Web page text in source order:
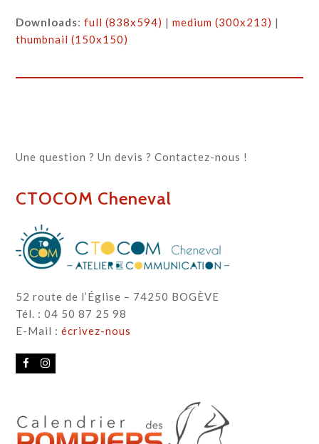
Downloads:full (838x594) |medium (300x213) |
thumbnail (150x150)
Une question ? Un devis ? Contactez-nous !
CTOCOM Cheneval
52 route de l’Église – 74250 BOGÈVE
Tél. : 04 50 87 25 98
E-Mail :écrivez-nous
FacebookInstagram